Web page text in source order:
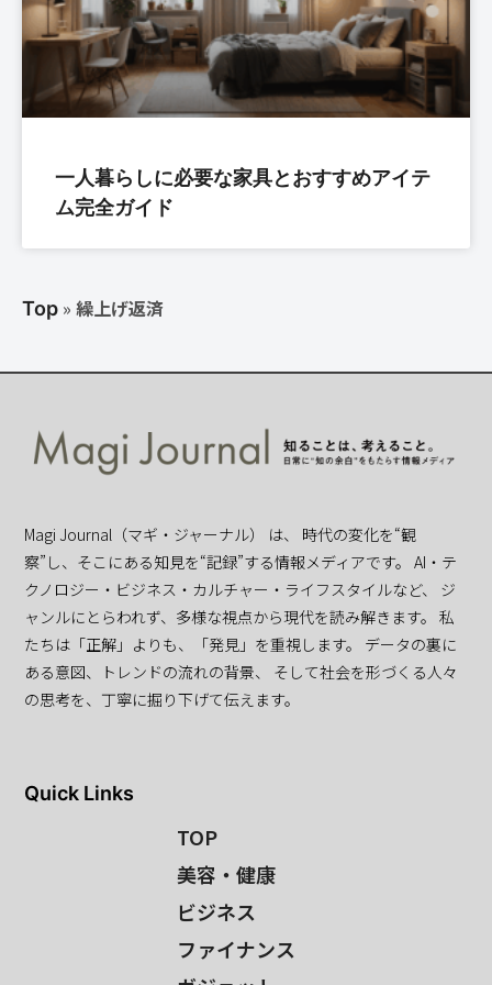
一人暮らしに必要な家具とおすすめアイテ
ム完全ガイド
Top » 繰上げ返済
Magi Journal（マギ・ジャーナル） は、 時代の変化を“観
察”し、そこにある知見を“記録”する情報メディアです。 AI・テ
クノロジー・ビジネス・カルチャー・ライフスタイルなど、 ジ
ャンルにとらわれず、多様な視点から現代を読み解きます。 私
たちは「正解」よりも、「発見」を重視します。 データの裏に
ある意図、トレンドの流れの背景、 そして社会を形づくる人々
の思考を、丁寧に掘り下げて伝えます。
Quick Links
TOP
美容・健康
ビジネス
ファイナンス